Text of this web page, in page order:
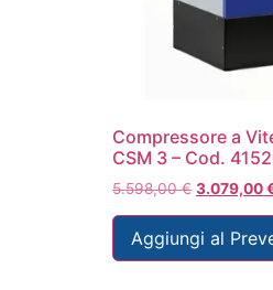
Compressore a
CSM 3 – Cod.
5.598,00€ 3.079,00
Aggiungi al